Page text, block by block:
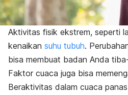
Aktivitas fisik ekstrem, seperti
kenaikan suhu tubuh.
bisa membuat badan Anda
Faktor cuaca juga bisa
Beraktivitas dalam cuaca